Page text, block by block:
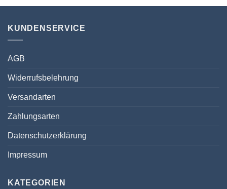
KUNDENSERVICE
AGB
Widerrufsbelehrung
Versandarten
Zahlungsarten
Datenschutzerklärung
Impressum
KATEGORIEN